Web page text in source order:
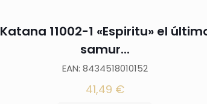
Katana 11002-1 «Espiritu» el
samur...
EAN: 8434518010152
41,49 €